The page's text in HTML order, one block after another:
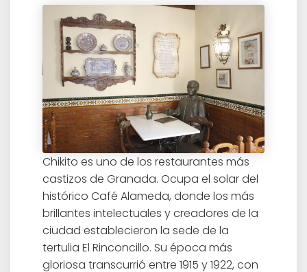
Chikito es uno de los restaurantes más
castizos de Granada. Ocupa el solar del
histórico Café Alameda, donde los más
brillantes intelectuales y creadores de la
ciudad establecieron la sede de la
tertulia El Rinconcillo. Su época más
gloriosa transcurrió entre 1915 y 1922, con